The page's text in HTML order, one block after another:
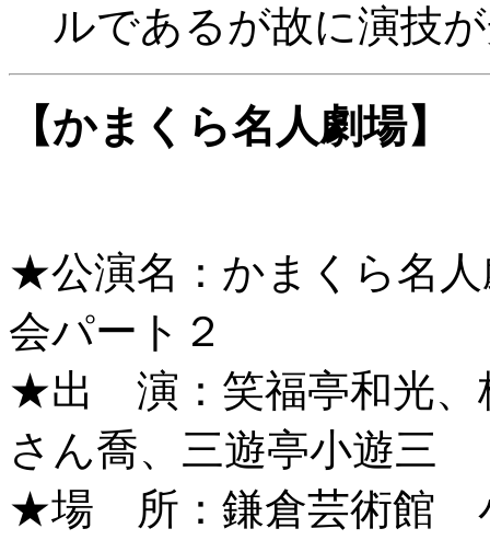
ルであるが故に演技
【かまくら名人劇場】
★公演名：かまくら名
会パート２
★出 演：笑福亭和光、
さん喬、三遊亭小遊三
★場 所：鎌倉芸術館